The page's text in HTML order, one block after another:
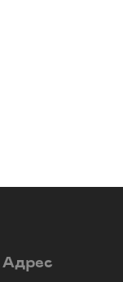
Адрес